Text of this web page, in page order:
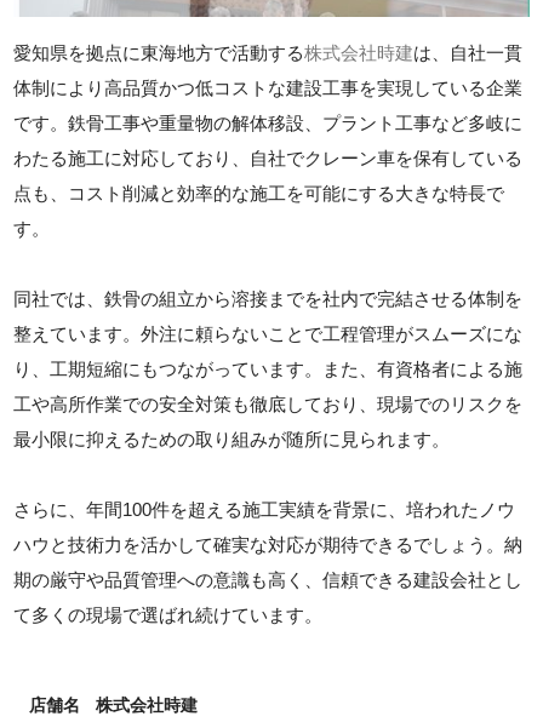
愛知県を拠点に東海地方で活動する株式会社時建は、自社一貫
体制により高品質かつ低コストな建設工事を実現している企業
です。鉄骨工事や重量物の解体移設、プラント工事など多岐に
わたる施工に対応しており、自社でクレーン車を保有している
点も、コスト削減と効率的な施工を可能にする大きな特長で
す。
同社では、鉄骨の組立から溶接までを社内で完結させる体制を
整えています。外注に頼らないことで工程管理がスムーズにな
り、工期短縮にもつながっています。また、有資格者による施
工や高所作業での安全対策も徹底しており、現場でのリスクを
最小限に抑えるための取り組みが随所に見られます。
さらに、年間100件を超える施工実績を背景に、培われたノウ
ハウと技術力を活かして確実な対応が期待できるでしょう。納
期の厳守や品質管理への意識も高く、信頼できる建設会社とし
て多くの現場で選ばれ続けています。
店舗名 株式会社時建